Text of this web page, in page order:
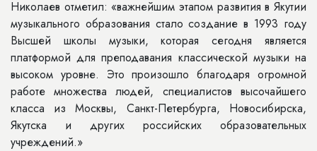
Николаев отметил: «важнейшим этапом развития в Якутии
музыкального образования стало создание в 1993 году
Высшей школы музыки, которая сегодня является
платформой для преподавания классической музыки на
высоком уровне. Это произошло благодаря огромной
работе множества людей, специалистов высочайшего
класса из Москвы, Санкт-Петербурга, Новосибирска,
Якутска и других российских образовательных
учреждений.»